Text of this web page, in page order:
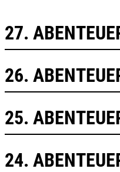
27.
26.
25.
24.